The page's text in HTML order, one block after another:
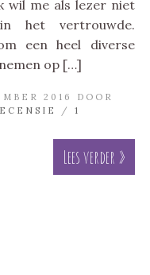
wil me als lezer niet
het vertrouwde.
een heel diverse
op […]
2016 DOOR
/ 1
Lees verder »